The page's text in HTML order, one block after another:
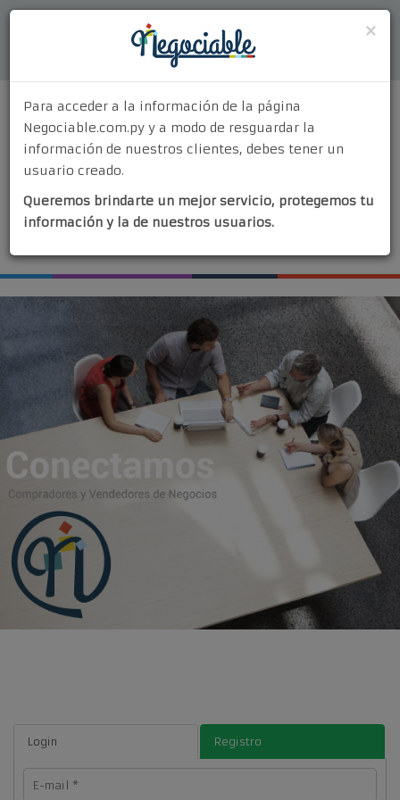
Quiénes Somos
¿Por Qué Elegirnos?
Nuestros Servicios
Contacto
Login Registro
×
Para acceder a la información de la página
Negociable.com.py y a modo de resguardar la
información de nuestros clientes, debes tener un
usuario creado.
Queremos brindarte un mejor servicio, protegemos tu
información y la de nuestros usuarios.